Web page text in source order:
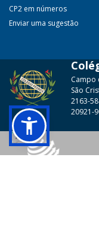
CP2 em números
Enviar uma sugestão
Campo
São
2163-
20921-